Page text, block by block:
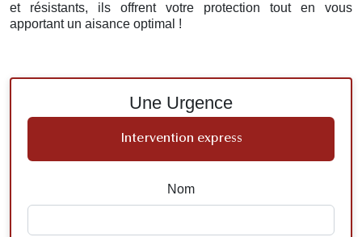
et résistants, ils offrent votre protection tout en vous
apportant un aisance optimal !
Une Urgence
Intervention express
Nom